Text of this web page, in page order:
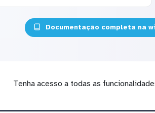
Documentação completa na
Tenha acesso a todas as